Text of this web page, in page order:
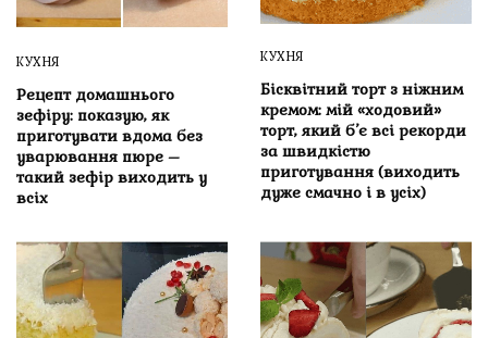
КУХНЯ
Рецепт домашнього
зефіру: показую, як
приготувати вдома без
уварювання пюре –
такий зефір виходить у
всіх
КУХНЯ
Бісквітний торт з ніжним
кремом: мій «ходовий»
торт, який б’є всі рекорди
за швидкістю
приготування (виходить
дуже смачно і в усіх)